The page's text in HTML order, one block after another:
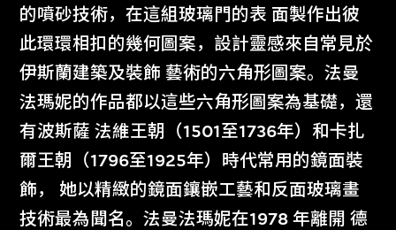
的噴砂技術，在這組玻璃門的表 面製作出彼
此環環相扣的幾何圖案，設計靈感來自常見於
伊斯蘭建築及裝飾 藝術的六角形圖案。法曼
法瑪妮的作品都以這些六角形圖案為基礎，還
有波斯薩 法維王朝（1501至1736年）和卡扎
爾王朝（1796至1925年）時代常用的鏡面裝
飾， 她以精緻的鏡面鑲嵌工藝和反面玻璃畫
技術最為聞名。法曼法瑪妮在1978 年離開 德